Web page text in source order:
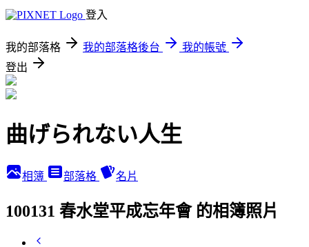
登入
我的部落格 我的部落格後台
我的帳號
登出
曲げられない人生
相簿 部落格 名片
100131 春水堂平成忘年會 的相簿照片